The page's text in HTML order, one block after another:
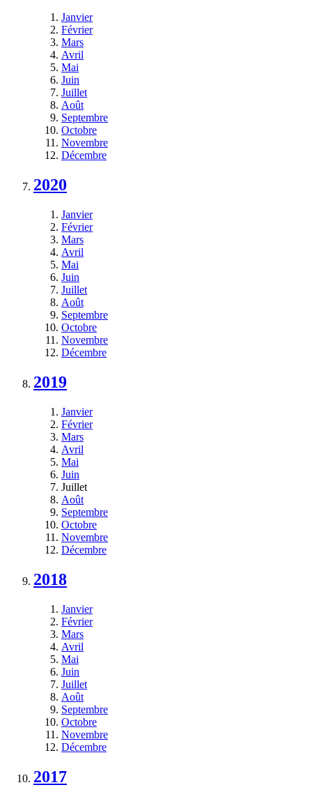
Janvier
Février
Mars
Avril
Mai
Juin
Juillet
Août
Septembre
Octobre
Novembre
Décembre
2020
Janvier
Février
Mars
Avril
Mai
Juin
Juillet
Août
Septembre
Octobre
Novembre
Décembre
2019
Janvier
Février
Mars
Avril
Mai
Juin
Juillet
Août
Septembre
Octobre
Novembre
Décembre
2018
Janvier
Février
Mars
Avril
Mai
Juin
Juillet
Août
Septembre
Octobre
Novembre
Décembre
2017